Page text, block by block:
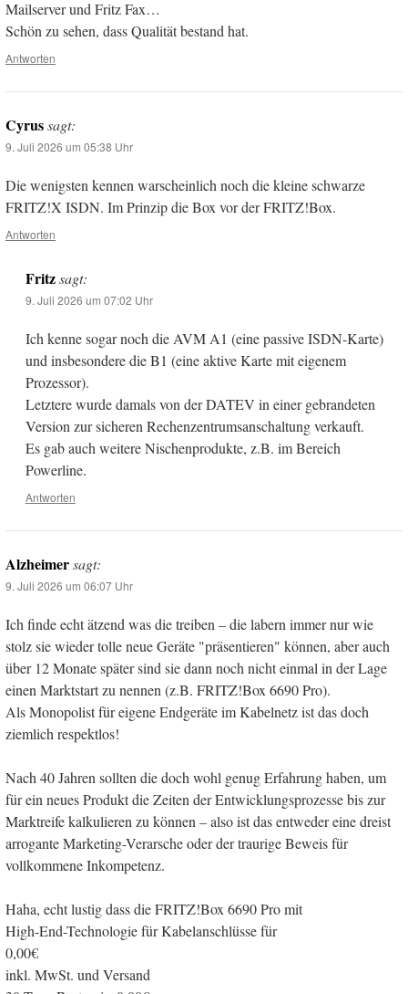
Mailserver und Fritz Fax…
Schön zu sehen, dass Qualität bestand hat.
Antworten
Cyrussagt:
9. Juli 2026 um 05:38 Uhr
Die wenigsten kennen warscheinlich noch die kleine schwarze
FRITZ!X ISDN. Im Prinzip die Box vor der FRITZ!Box.
Antworten
Fritz sagt:
9. Juli 2026 um 07:02 Uhr
Ich kenne sogar noch die AVM A1 (eine passive ISDN-Karte)
und insbesondere die B1 (eine aktive Karte mit eigenem
Prozessor).
Letztere wurde damals von der DATEV in einer gebrandeten
Version zur sicheren Rechenzentrumsanschaltung verkauft.
Es gab auch weitere Nischenprodukte, z.B. im Bereich
Powerline.
Antworten
Alzheimersagt:
9. Juli 2026 um 06:07 Uhr
Ich finde echt ätzend was die treiben – die labern immer nur wie
stolz sie wieder tolle neue Geräte "präsentieren" können, aber auch
über 12 Monate später sind sie dann noch nicht einmal in der Lage
einen Marktstart zu nennen (z.B. FRITZ!Box 6690 Pro).
Als Monopolist für eigene Endgeräte im Kabelnetz ist das doch
ziemlich respektlos!
Nach 40 Jahren sollten die doch wohl genug Erfahrung haben, um
für ein neues Produkt die Zeiten der Entwicklungsprozesse bis zur
Marktreife kalkulieren zu können – also ist das entweder eine dreist
arrogante Marketing-Verarsche oder der traurige Beweis für
vollkommene Inkompetenz.
Haha, echt lustig dass die FRITZ!Box 6690 Pro mit
High-End-Technologie für Kabelanschlüsse für
0,00€
inkl. MwSt. und Versand